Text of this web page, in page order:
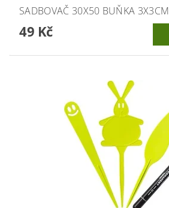
SADBOVAČ 30X50 BUŇKA 3X3CM
49 Kč